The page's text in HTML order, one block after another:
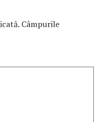
Câmpurile